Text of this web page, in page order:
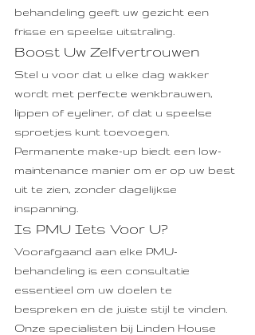
behandeling geeft uw gezicht een
frisse en speelse uitstraling.
Boost Uw Zelfvertrouwen
Stel u voor dat u elke dag wakker
wordt met perfecte wenkbrauwen,
lippen of eyeliner, of dat u speelse
sproetjes kunt toevoegen.
Permanente make-up biedt een low-
maintenance manier om er op uw best
uit te zien, zonder dagelijkse
inspanning.
Is PMU Iets Voor U?
Voorafgaand aan elke PMU-
behandeling is een consultatie
essentieel om uw doelen te
bespreken en de juiste stijl te vinden.
Onze specialisten bij Linden House